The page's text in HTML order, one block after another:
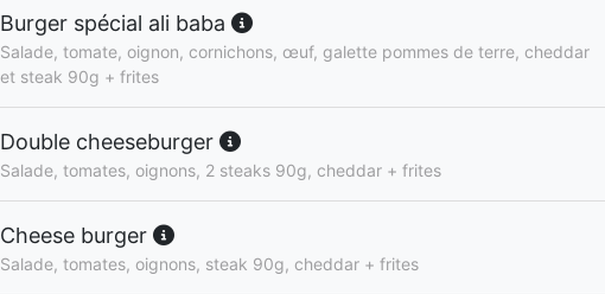
Burger spécial ali baba
Salade, tomate, oignon, cornichons, œuf, galette pommes de terre, cheddar
et steak 90g + frites
Double cheeseburger
Salade, tomates, oignons, 2 steaks 90g, cheddar + frites
Cheese burger
Salade, tomates, oignons, steak 90g, cheddar + frites